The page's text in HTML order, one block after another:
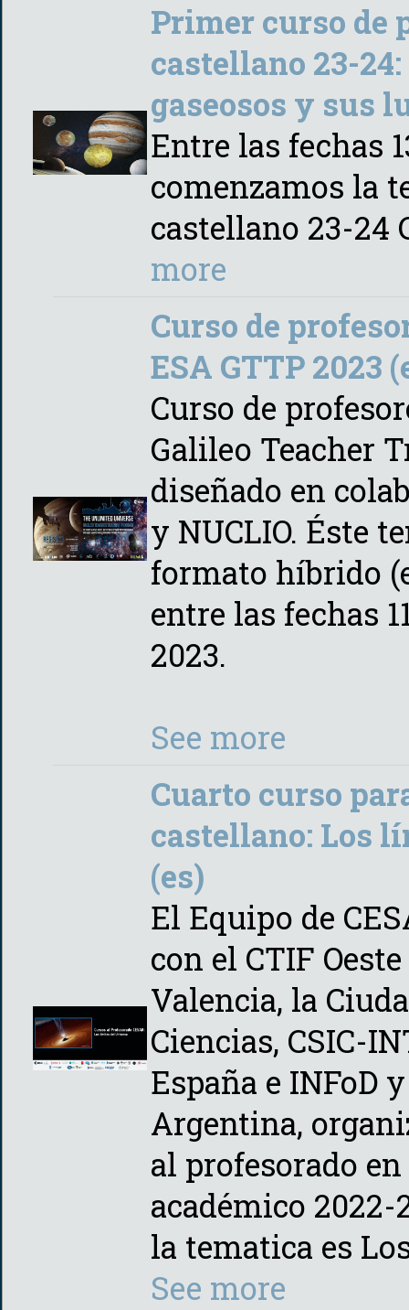
Primer curso de
castellano 23-
gaseosos y sus
Entre las fechas
comenzamos la
castellano 23-24
more
Curso de
ESA GTTP 2023
Curso de
Galileo Teacher
diseñado en
y NUCLIO. Éste
formato híbrido
entre las fechas
2023.
See more
Cuarto curso
castellano: Los
(es)
El Equipo de
con el CTIF
Valencia, la
Ciencias, CSIC-
España e INFoD
Argentina,
al profesorado
académico 2022-
la tematica es
See more